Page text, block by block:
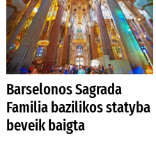
Barselonos Sagrada
Familia bazilikos statyba
beveik baigta